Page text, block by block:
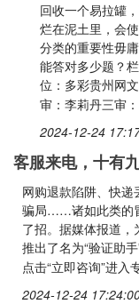
回收一个易拉罐
烂在泥土里，会
分类的重要性毋
能答对多少题？
位：多彩贵州网
审：李莉丹三审
2024-12-24
客服来电，十有
网购退款陷阱、快
骗局……诸如此类的
了招。据媒体报道
推出了名为“验证助
点击“立即咨询”进入
2024-12-24